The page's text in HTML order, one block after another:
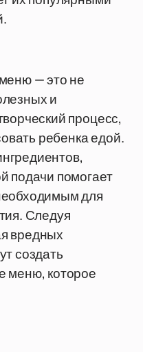
— это не
и
процесс,
ребенка едой.
подачи помогает
для
Следуя
вредных
создать
меню, которое